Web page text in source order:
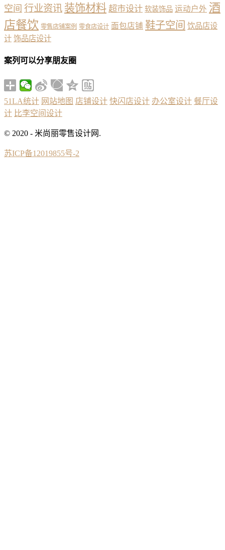
空间 行业资讯 装饰材料 超市设计 软装饰品 运动户外 酒
店餐饮 零售店铺案例 零食店设计 面包店铺 鞋子空间 饮品店设
计 饰品店设计
案列可以分享朋友圈
51LA统计 网站地图 店铺设计 快闪店设计 办公室设计 餐厅设
计 比李空间设计
© 2020 - 米尚丽零售设计网.
苏ICP备12019855号-2